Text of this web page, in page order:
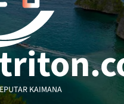
KAIMANA